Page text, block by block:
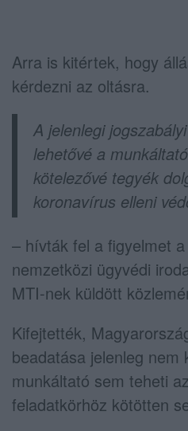
Arra is kitértek, hogy
kérdezni az oltásra.
A jelenlegi
lehetővé a
kötelezővé tegyék
koronavírus elleni
– hívták fel a figyelmet
nemzetközi ügyvédi
MTI-nek küldött
Kifejtették,
beadatása jelenleg nem
munkáltató sem teheti
feladatkörhöz kötötten